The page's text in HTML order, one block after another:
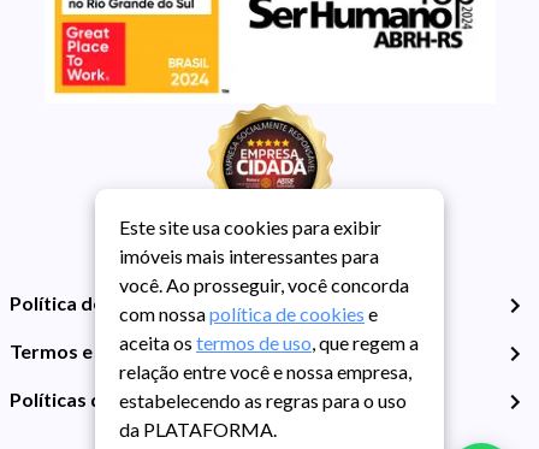
Política de Privacidade
Termos e Condições de Uso
Políticas de Cookies
Este site usa cookies para exibir
imóveis mais interessantes para
você. Ao prosseguir, você concorda
com nossapolítica de cookies e
aceita os termos de uso, que regem a
relação entre você e nossa empresa,
estabelecendo as regras para o uso
da PLATAFORMA.